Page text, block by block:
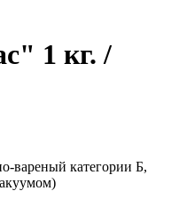
1 кг. /
вареный категории Б,